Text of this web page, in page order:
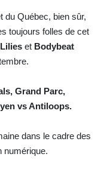
du Québec, bien sûr,
toujours folles de cet
et Bodybeat
Grand Parc,
vs Antiloops.
dans le cadre des
numérique.